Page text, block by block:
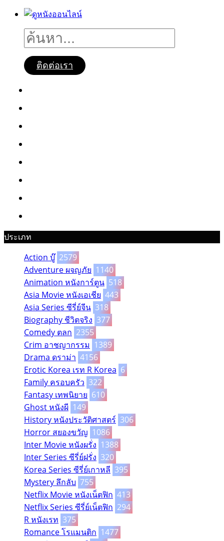
ติดต่อเรา
ประเภท
Action บู๊ 2579
Adventure ผจญภัย 1140
Animation หนังการ์ตูน 518
Asia Movie หนังเอเชีย 443
Asia Series ซีรี่ย์จีน 318
Biography ชีวิตจริง 377
Comedy ตลก 2355
Crim อาชญากรรม 1389
Drama ดราม่า 4156
Erotic Korea เรท R Korea 6
Family ครอบครัว 322
Fantasy เทพนิยาย 610
Ghost หนังผี 149
History หนังประวัติศาสตร์ 306
Horror สยองขวัญ 1086
Inter Movie หนังผรั่ง 1388
Inter Series ซีรี่ย์ฝรั่ง 320
Korea Series ซีรี่ย์เกาหลี 395
Mystery ลึกลับ 755
Netflix Movie หนังเน็ตฟิก 413
Netflix Series ซีรี่ย์เน็ตฟิก 294
R หนังเรท 375
Romance โรแมนติก 1477